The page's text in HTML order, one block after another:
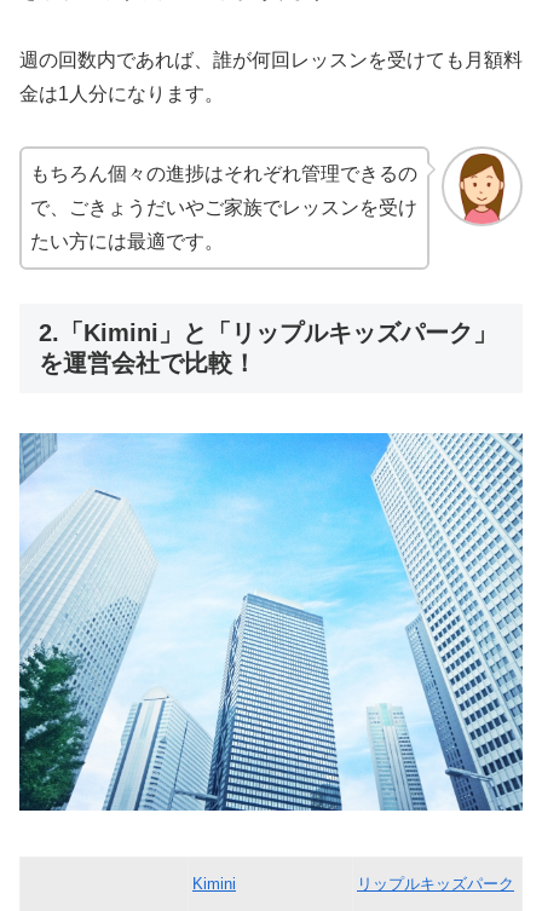
週の回数内であれば、誰が何回レッスンを受けても月額料
金は1人分になります。
もちろん個々の進捗はそれぞれ管理できるの
で、ごきょうだいやご家族でレッスンを受け
たい方には最適です。
2.「Kimini」と「リップルキッズパーク」
を運営会社で比較！
Kimini リップルキッズパーク